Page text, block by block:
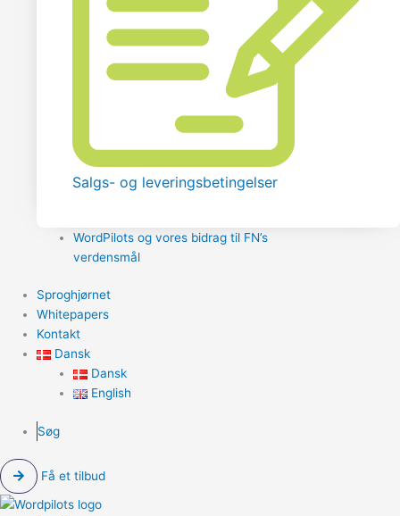
Salgs- og leveringsbetingelser
WordPilots og vores bidrag til FN’s
verdensmål
Sproghjørnet
Whitepapers
Kontakt
Dansk
Dansk
English
Søg
Få et tilbud